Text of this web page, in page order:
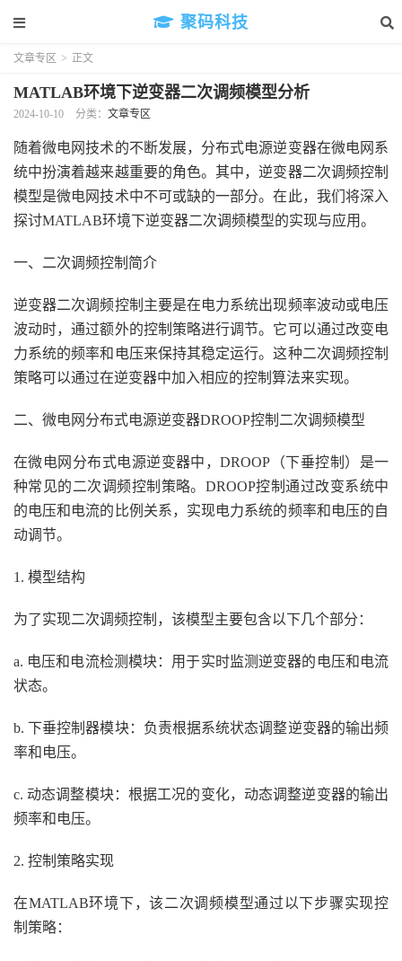
聚码科技
文章专区 > 正文
MATLAB环境下逆变器二次调频模型分析
2024-10-10 分类： 文章专区
随着微电网技术的不断发展，分布式电源逆变器在微电网系
统中扮演着越来越重要的角色。其中，逆变器二次调频控制
模型是微电网技术中不可或缺的一部分。在此，我们将深入
探讨MATLAB环境下逆变器二次调频模型的实现与应用。
一、二次调频控制简介
逆变器二次调频控制主要是在电力系统出现频率波动或电压
波动时，通过额外的控制策略进行调节。它可以通过改变电
力系统的频率和电压来保持其稳定运行。这种二次调频控制
策略可以通过在逆变器中加入相应的控制算法来实现。
二、微电网分布式电源逆变器DROOP控制二次调频模型
在微电网分布式电源逆变器中，DROOP（下垂控制）是一
种常见的二次调频控制策略。DROOP控制通过改变系统中
的电压和电流的比例关系，实现电力系统的频率和电压的自
动调节。
1. 模型结构
为了实现二次调频控制，该模型主要包含以下几个部分：
a. 电压和电流检测模块：用于实时监测逆变器的电压和电流
状态。
b. 下垂控制器模块：负责根据系统状态调整逆变器的输出频
率和电压。
c. 动态调整模块：根据工况的变化，动态调整逆变器的输出
频率和电压。
2. 控制策略实现
在MATLAB环境下，该二次调频模型通过以下步骤实现控
制策略：